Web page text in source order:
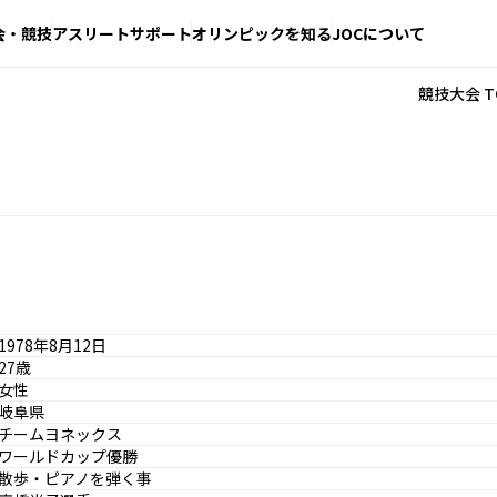
・競技アスリートサポートオリンピックを知るJOCについて
競技大会
年8月12日
歳
性
阜県
ームヨネックス
ールドカップ優勝
歩・ピアノを弾く事